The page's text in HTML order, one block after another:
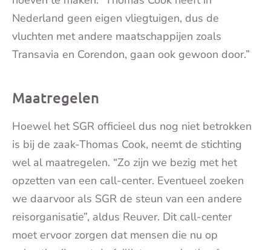
Nederland geen eigen vliegtuigen, dus de
vluchten met andere maatschappijen zoals
Transavia en Corendon, gaan ook gewoon door.”
Maatregelen
Hoewel het SGR officieel dus nog niet betrokken
is bij de zaak-Thomas Cook, neemt de stichting
wel al maatregelen. “Zo zijn we bezig met het
opzetten van een call-center. Eventueel zoeken
we daarvoor als SGR de steun van een andere
reisorganisatie”, aldus Reuver. Dit call-center
moet ervoor zorgen dat mensen die nu op